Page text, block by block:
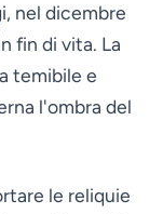
nel dicembre
fin di vita. La
temibile e
l'ombra del
le reliquie